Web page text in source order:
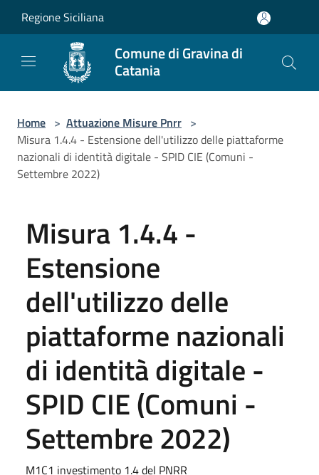
Regione Siciliana
Comune di Gravina di
Catania
Home > Attuazione Misure Pnrr >
Misura 1.4.4 - Estensione dell'utilizzo delle piattaforme
nazionali di identità digitale - SPID CIE (Comuni -
Settembre 2022)
Misura 1.4.4 -
Estensione
dell'utilizzo delle
piattaforme nazionali
di identità digitale -
SPID CIE (Comuni -
Settembre 2022)
M1C1 investimento 1.4 del PNRR